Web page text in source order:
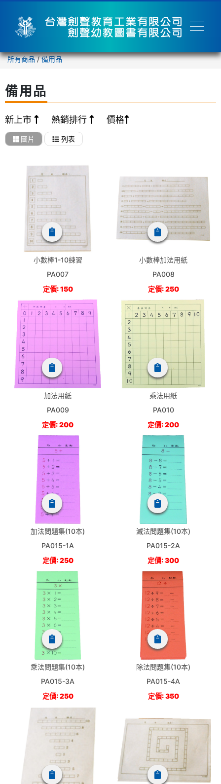
所有商品/備用品
備用品
新上市 熱銷排行 價格
圖片 列表
小數棒1-10練習
PA007
定價: 150
小數棒加法用紙
PA008
定價: 250
加法用紙
PA009
定價: 200
乘法用紙
PA010
定價: 200
加法問題集(10本)
PA015-1A
定價: 250
減法問題集(10本)
PA015-2A
定價: 300
乘法問題集(10本)
PA015-3A
定價: 250
除法問題集(10本)
PA015-4A
定價: 350